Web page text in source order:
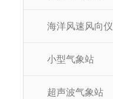
海洋风速风向仪
小型气象站
超声波气象站